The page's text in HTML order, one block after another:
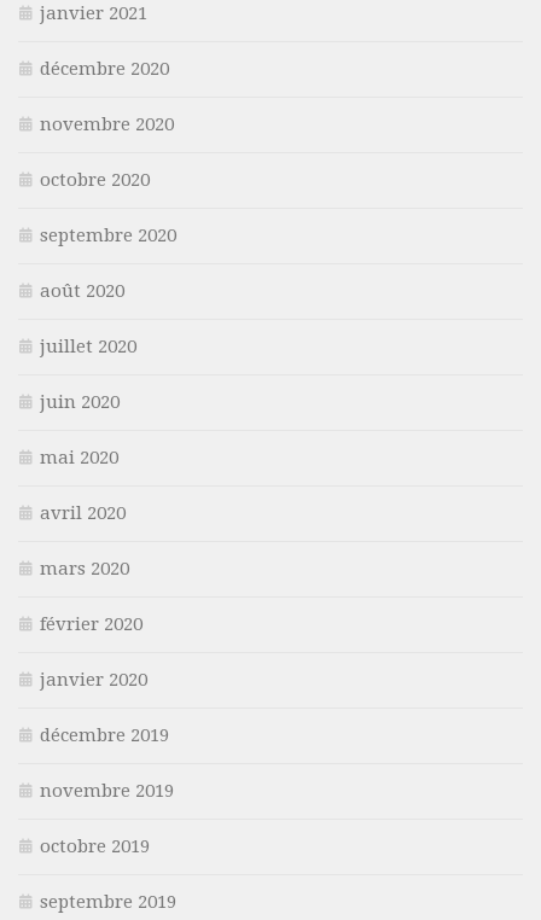
janvier 2021
décembre 2020
novembre 2020
octobre 2020
septembre 2020
août 2020
juillet 2020
juin 2020
mai 2020
avril 2020
mars 2020
février 2020
janvier 2020
décembre 2019
novembre 2019
octobre 2019
septembre 2019